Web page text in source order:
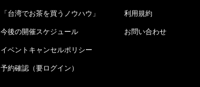
「台湾でお茶を買うノウハウ」
今後の開催スケジュール
イベントキャンセルポリシー
予約確認（要ログイン）
利用規約
お問い合わせ